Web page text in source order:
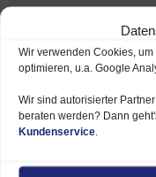
Wir verwenden Cookies,
optimieren, u.a. Google
Wir sind autorisierter
beraten werden? Dann
Kundenservice
➥ Orte mit U